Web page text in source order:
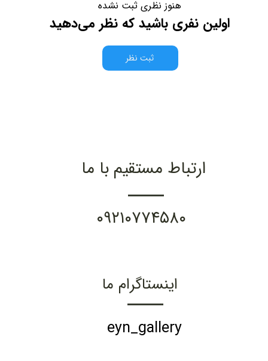
هنوز نظری ثبت نشده
اولین نفری باشید که نظر می‌دهید
ثبت نظر
ارتباط مستقیم با ما
۰۹۲۱۰۷۷۴۵۸۰
اینستاگرام ما
eyn_gallery